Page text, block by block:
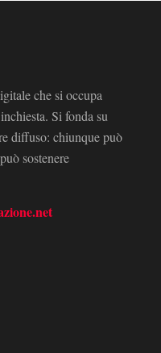
che si occupa
Si fonda su
diffuso: chiunque può
sostenere